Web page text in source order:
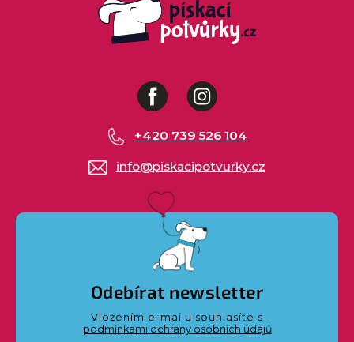
FacebookInstagram
info@piskacipotvurky.cz
+420 739 526 104
Odebírat newsletter
Vložením e-mailu souhlasíte s
podmínkami ochrany osobních údajů